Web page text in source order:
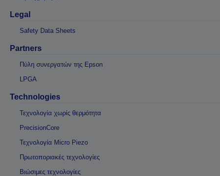
Legal
Safety Data Sheets
Partners
Πύλη συνεργατών της Epson
LPGA
Technologies
Τεχνολογία χωρίς θερμότητα
PrecisionCore
Τεχνολογία Micro Piezo
Πρωτοποριακές τεχνολογίες
Βιώσιμες τεχνολογίες